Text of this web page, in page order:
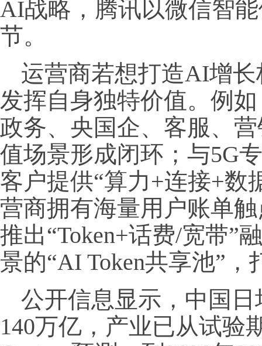
AI战略，腾讯以微信智
节。
运营商若想打造AI增
发挥自身独特价值。例
政务、央国企、客服、
值场景形成闭环；与5G
客户提供“算力+连接+数
营商拥有海量用户账单
推出“Token+话费/宽带”
景的“AI Token共享池”
公开信息显示，中国日
140万亿，产业已从试验